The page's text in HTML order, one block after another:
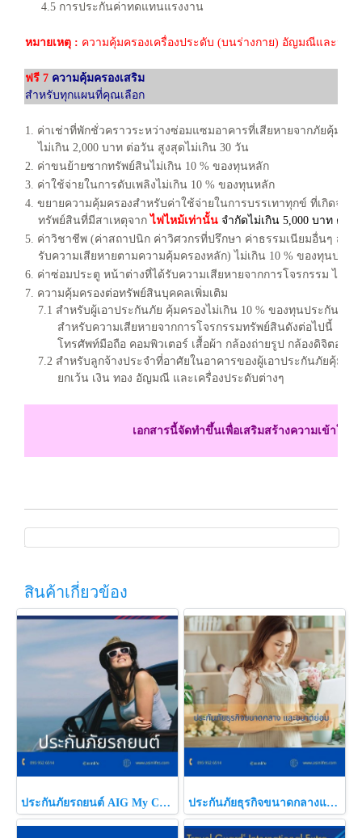
4.5 การประกันค่าทดแทนแรงงาน
หมายเหตุ : ความคุ้มครองเครื่องประดับ (บนร่างกาย) อัญมณีและนา
ฟรี 7 ความคุ้มครองเสริม
สำหรับทุกแผนที่คุณเลือก
1. ค่าเช่าที่พักชั่วคราวระหว่างซ่อมแซมอาคารที่เสียหายจากภัยคุ้มคร
ไม่เกิน 2,000 บาท ต่อวัน สูงสุดไม่เกิน 30 วัน
2. ค่าขนย้ายซากทรัพย์สินไม่เกิน 10 % ของทุนหลัก
3. ค่าใช้จ่ายในการดับเพลิงไม่เกิน 10 % ของทุนหลัก
4. ขยายความคุ้มครองสำหรับค่าใช้จ่ายในการบรรเทาทุกข์ ที่เกิดจา
ทรัพย์สินที่มีสาเหตุจาก ไฟไหม้เท่านั้น จำกัดไม่เกิน 5,000 บาท ต่อ
5. ค่าวิชาชีพ (ค่าสถาปนิก ค่าวิศวกรที่ปรึกษา ค่าธรรมเนียมอื่นๆ สำ
รับความเสียหายตามความคุ้มครองหลัก) ไม่เกิน 10 % ของทุนประ
6. ค่าซ่อมประตู หน้าต่างที่ได้รับความเสียหายจากการโจรกรรม ไม่เกิ
7. ความคุ้มครองต่อทรัพย์สินบุคคลเพิ่มเติม
7.1 สำหรับผู้เอาประกันภัย คุ้มครองไม่เกิน 10 % ของทุนประกันภัยโ
สำหรับความเสียหายจากการโจรกรรมทรัพย์สินดังต่อไปนี้
โทรศัพท์มือถือ คอมพิวเตอร์ เสื้อผ้า กล้องถ่ายรูป กล้องดิจิตอล แ
7.2 สำหรับลูกจ้างประจำที่อาศัยในอาคารของผู้เอาประกันภัยคุ้มคร
ยกเว้น เงิน ทอง อัญมณี และเครื่องประดับต่างๆ
เอกสารนี้จัดทำขึ้นเพื่อเสริมสร้างความเข้าใ
สินค้าเกี่ยวข้อง
ประกันภัยรถยนต์ AIG My Car My Choice ประกันภัยธุรกิจขนาดกลางและขนาดย่อม